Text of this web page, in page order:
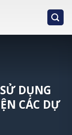
DỤNG
CÁC DỰ